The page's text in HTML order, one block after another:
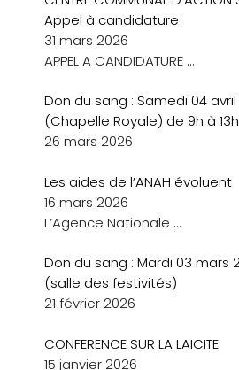
Appel à candidature
31 mars 2026
APPEL A CANDIDATURE …
Don du sang : Samedi 04
(Chapelle Royale) de 9h à 13h
26 mars 2026
Les aides de l’ANAH évoluent
16 mars 2026
L’Agence Nationale …
Don du sang : Mardi 03 mars
(salle des festivités)
21 février 2026
CONFERENCE SUR LA LAICITE
15 janvier 2026